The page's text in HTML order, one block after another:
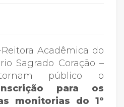
Acadêmica do
Sagrado Coração –
tornam público o
para os
monitorias do 1º